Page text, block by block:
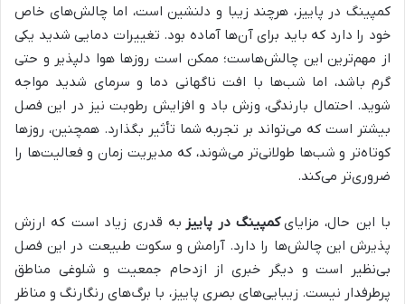
کمپینگ در پاییز، هرچند زیبا و دلنشین است، اما چالش‌های خاص
خود را دارد که باید برای آن‌ها آماده بود. تغییرات دمایی شدید یکی
از مهم‌ترین این چالش‌هاست؛ ممکن است روزها هوا دلپذیر و حتی
گرم باشد، اما شب‌ها با افت ناگهانی دما و سرمای شدید مواجه
شوید. احتمال بارندگی، وزش باد و افزایش رطوبت نیز در این فصل
بیشتر است که می‌تواند بر تجربه شما تأثیر بگذارد. همچنین، روزها
کوتاه‌تر و شب‌ها طولانی‌تر می‌شوند، که مدیریت زمان و فعالیت‌ها را
ضروری‌تر می‌کند.
با این حال، مزایایکمپینگ در پاییز به قدری زیاد است که ارزش
پذیرش این چالش‌ها را دارد. آرامش و سکوت طبیعت در این فصل
بی‌نظیر است و دیگر خبری از ازدحام جمعیت و شلوغی مناطق
پرطرفدار نیست. زیبایی‌های بصری پاییز، با برگ‌های رنگارنگ و مناظر